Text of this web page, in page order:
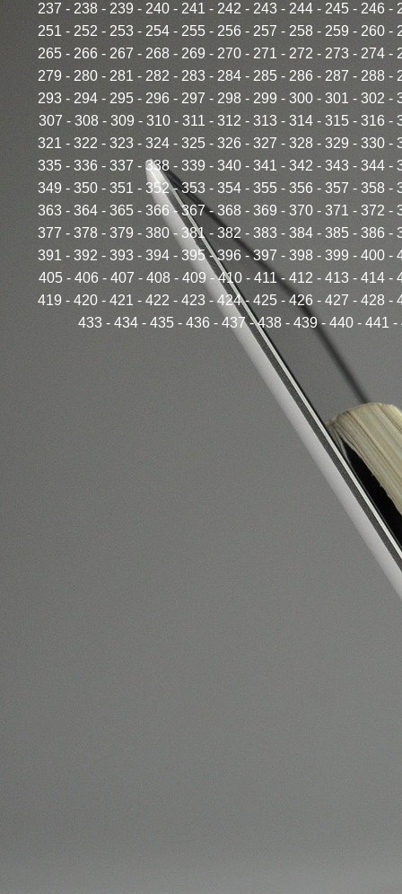
237 - 238 - 239 - 240 - 241 - 242 - 243 - 244 - 245 - 246 -
251 - 252 - 253 - 254 - 255 - 256 - 257 - 258 - 259 - 260 -
265 - 266 - 267 - 268 - 269 - 270 - 271 - 272 - 273 - 274 -
279 - 280 - 281 - 282 - 283 - 284 - 285 - 286 - 287 - 288 -
293 - 294 - 295 - 296 - 297 - 298 - 299 - 300 - 301 - 302 -
307 - 308- 309 - 310- 311 - 312 - 313- 314- 315- 316-
321 - 322 - 323 - 324 - 325 - 326 - 327 - 328 - 329 - 330 -
335 - 336 - 337 - 338 - 339 - 340 - 341 - 342 - 343 - 344 -
349 - 350 - 351 - 352-353 - 354 - 355 - 356 - 357 - 358 -
363 - 364 - 365 - 366-367-368 - 369 - 370 - 371 - 372 -
377 - 378 - 379 - 380-381- 382 - 383 - 384 - 385 - 386 -
391 - 392 - 393 - 394 - 395-396 -397 - 398 - 399 - 400 -
405- 406 - 407 - 408- 409-410- 411-412 - 413- 414-
419 - 420 - 421 - 422 - 423 -424- 425 -426 - 427 - 428 -
433- 434- 435- 436- 437-438- 439- 440- 441 -